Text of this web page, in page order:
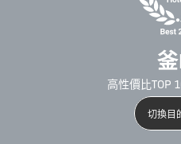
高性價比TOP
切換目